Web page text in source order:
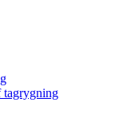
tagrygning